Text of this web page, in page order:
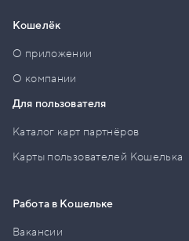
Кошелёк
О приложении
О компании
Для пользователя
Каталог карт партнёров
Карты пользователей Кошелька
Работа в Кошельке
Вакансии